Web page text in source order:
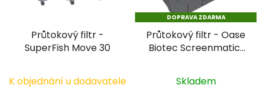
Průtokový filtr -
SuperFish Move 30
K objednání u dodavatele
DOPRAVA ZDARMA
Průtokový filtr - Oase
Biotec Screenmatic²
Skladem